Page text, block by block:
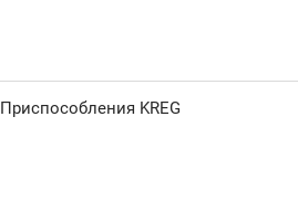
Приспособления KREG